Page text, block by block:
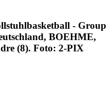
- Group
BOEHME,
(8). Foto: 2-PIX